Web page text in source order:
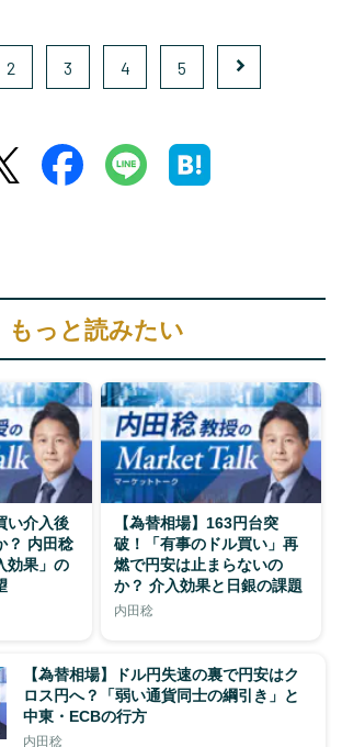
2 3 4 5
もっと読みたい
い介入後
？ 内田稔
効果」の
【為替相場】163円台突
破！「有事のドル買い」再
燃で円安は止まらないの
か？ 介入効果と日銀の課題
内田稔
【為替相場】ドル円失速の裏で円安はク
ロス円へ？「弱い通貨同士の綱引き」と
中東・ECBの行方
内田稔